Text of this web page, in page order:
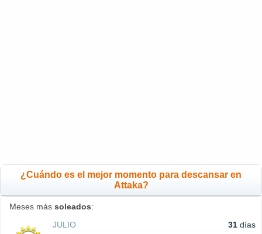
¿Cuándo es el mejor momento para descansar en
Attaka?
Meses más soleados:
JULIO
31 días